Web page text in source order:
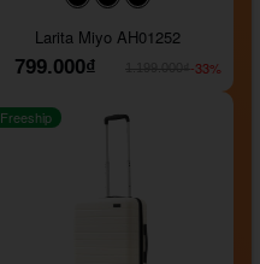
#000000#000000
Larita Miyo AH01252
799.000₫
-33%
Freeship